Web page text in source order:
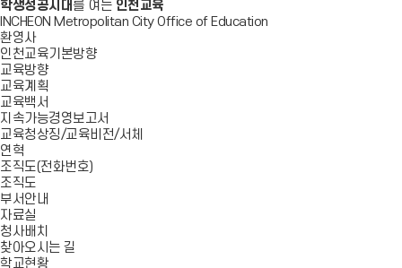
학생성공시대 를 여는 인천교육
INCHEON Metropolitan City Office of Education
환영사
인천교육기본방향
교육방향
교육계획
교육백서
지속가능경영보고서
교육청상징/교육비전/서체
연혁
조직도(전화번호)
조직도
부서안내
자료실
청사배치
찾아오시는 길
학교현황